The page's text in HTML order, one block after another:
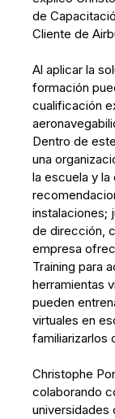
de
Cliente de
Al aplicar la
formación
cualificación
Dentro de
una
la escuela y
instalaciones;
de dirección,
empresa
Training para
herramientas
pueden
virtuales en
familiarizarlos
Christophe
colaborando
universidades